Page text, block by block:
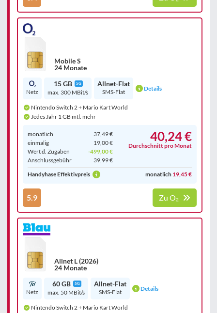
Mobile S
24 Monate
Netz
15 GB 5G
max. 300 MBit/s
Allnet-Flat
SMS-Flat Details
Nintendo Switch 2 + Mario Kart World
Jedes Jahr 1 GB mtl. mehr
monatlich
37,49 €
einmalig
19,00 €
Wert d. Zugaben
-499,00 €
Anschluss­gebühr
39,99 €
40,24 €
Durchschnitt pro Monat
Handyhase Effektivpreis monatlich 19,45 €
5.9 Zu O₂
Allnet L (2026)
24 Monate
Netz
60 GB 5G
max. 50 MBit/s
Allnet-Flat
SMS-Flat Details
Nintendo Switch 2 + Mario Kart World